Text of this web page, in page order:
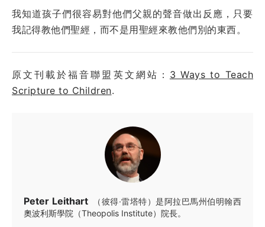
我知道孩子們很容易對他們父親的聲音做出反應，只要
我記得教他們聖經，而不是用聖經來教他們別的東西。
原文刊載於福音聯盟英文網站： 3 Ways to Teach
Scripture to Children.
Peter Leithart
（彼得·雷塔特）是阿拉巴馬州伯明翰西
奧波利斯學院（Theopolis Institute）院長。